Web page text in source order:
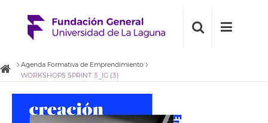
Agenda Formativa de Emprendimiento
WORKSHOPS SPRINT 3_IG (3)